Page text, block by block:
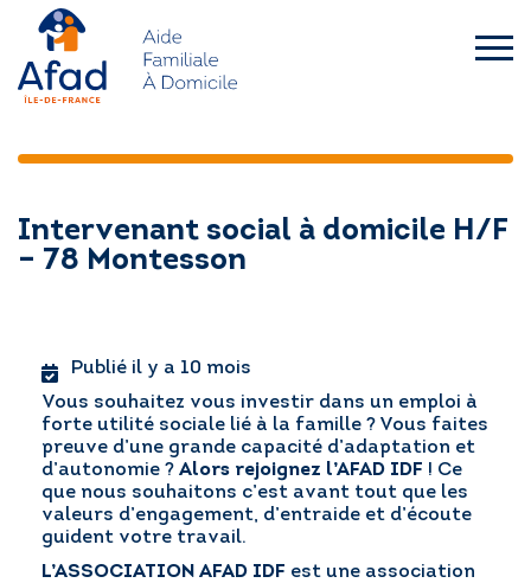
content
afad-
idf.asso.fr
QUI SOMMES-NOUS ?
FAMILLES
L’AFAD IDF RECRUTE
DEMANDE D’INTERVENTION
Intervenant social à domicile H/F
– 78 Montesson
Publié il y a 10 mois
Vous souhaitez vous investir dans un emploi à
forte utilité sociale lié à la famille ? Vous faites
preuve d’une grande capacité d’adaptation et
d’autonomie ? Alors rejoignez l’AFAD IDF ! Ce
que nous souhaitons c’est avant tout que les
valeurs d’engagement, d’entraide et d’écoute
guident votre travail.
L’ASSOCIATION AFAD IDF est une association